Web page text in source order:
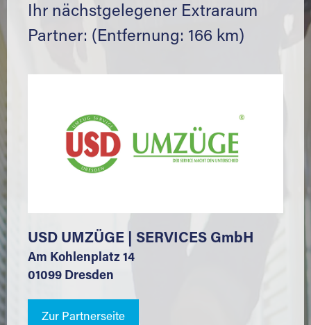
Ihr nächstgelegener Extraraum
Partner: (Entfernung: 166 km)
USD UMZÜGE | SERVICES GmbH
Am Kohlenplatz 14
01099 Dresden
Zur Partnerseite